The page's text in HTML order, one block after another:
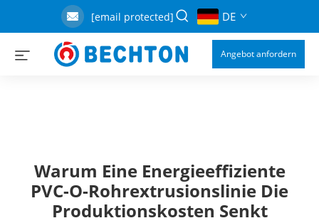
[email protected] DE
Angebot anfordern
Warum Eine Energieeffiziente
PVC-O-Rohrextrusionslinie Die
Produktionskosten Senkt